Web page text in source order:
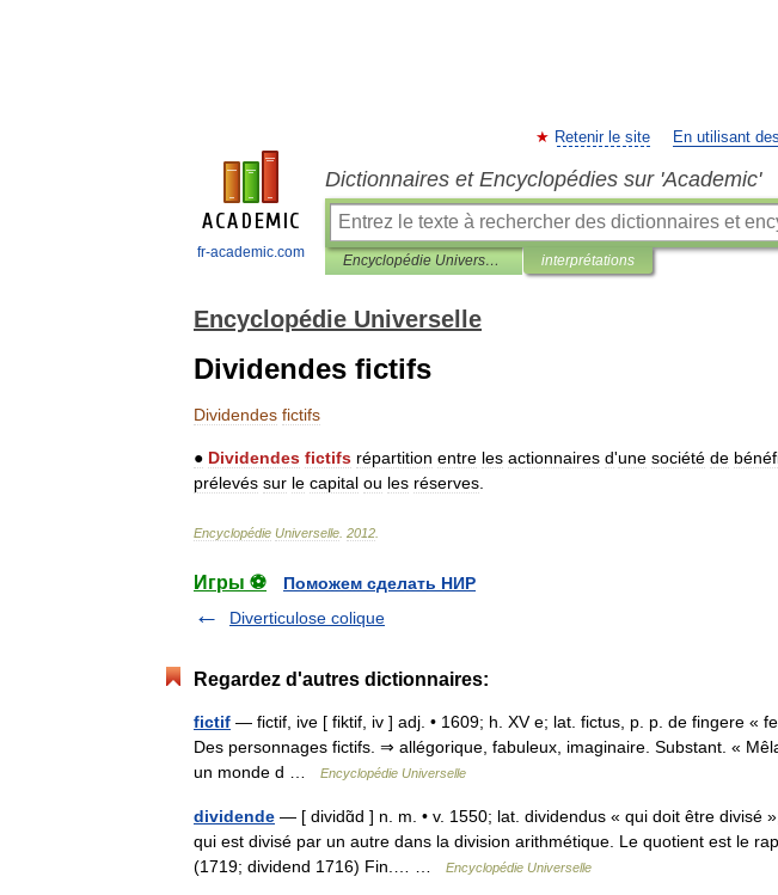
fr-academic.com
Retenir le site En utilisant
Dictionnaires et Encyclopédies sur 'Academic'
Encyclopédie Universelle interprétations
Encyclopédie Universelle
Dividendes fictifs
Dividendes fictifs
● Dividendes fictifs répartition entre les actionnaires d'une société de
prélevés sur le capital ou les réserves
Encyclopédie Universelle 2012
Игры ⚽
Поможем сделать НИР
Diverticulose colique
Regardez d'autres dictionnaires:
fictif — fictif, ive [ fiktif, iv ] adj. • 1609; h. XV e; lat. fictus, p. p. de fingere «
Des personnages fictifs. ⇒ allégorique, fabuleux, imaginaire. Substant. «
un monde d …
Encyclopédie Universelle
dividende — [ dividɑ̃d ] n. m. • v. 1550; lat. dividendus « qui doit être divisé
qui est divisé par un autre dans la division arithmétique. Le quotient est le
(1719; dividend 1716) Fin.… …
Encyclopédie Universelle